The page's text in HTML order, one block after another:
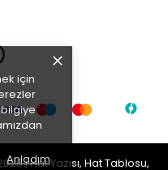
için
Anladım
| Hat Yazısı, Hat Tablosu,